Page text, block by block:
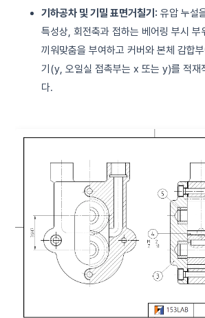
기하공차 및 기밀 표면거칠기: 유압 누설
특성상, 회전축과 접하는 베어링 부시 부
끼워맞춤을 부여하고 커버와 본체 감합
기(y, 오일실 접촉부는 x 또는 y)를 적재
다.